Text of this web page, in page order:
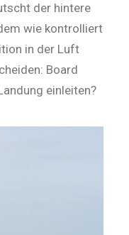
der hintere
wie kontrolliert
in der Luft
Board
einleiten?